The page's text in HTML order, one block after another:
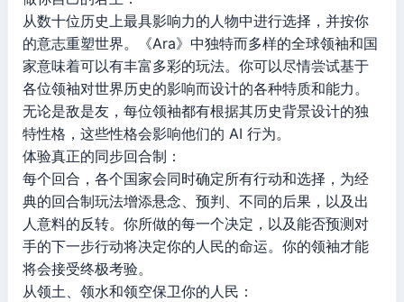
从数十位历史上最具影响力的人物中进行选择，并按你
的意志重塑世界。《Ara》中独特而多样的全球领袖和国
家意味着可以有丰富多彩的玩法。你可以尽情尝试基于
各位领袖对世界历史的影响而设计的各种特质和能力。
无论是敌是友，每位领袖都有根据其历史背景设计的独
特性格，这些性格会影响他们的 AI 行为。
体验真正的同步回合制：
每个回合，各个国家会同时确定所有行动和选择，为经
典的回合制玩法增添悬念、预判、不同的后果，以及出
人意料的反转。你所做的每一个决定，以及能否预测对
手的下一步行动将决定你的人民的命运。你的领袖才能
将会接受终极考验。
从领土、领水和领空保卫你的人民：